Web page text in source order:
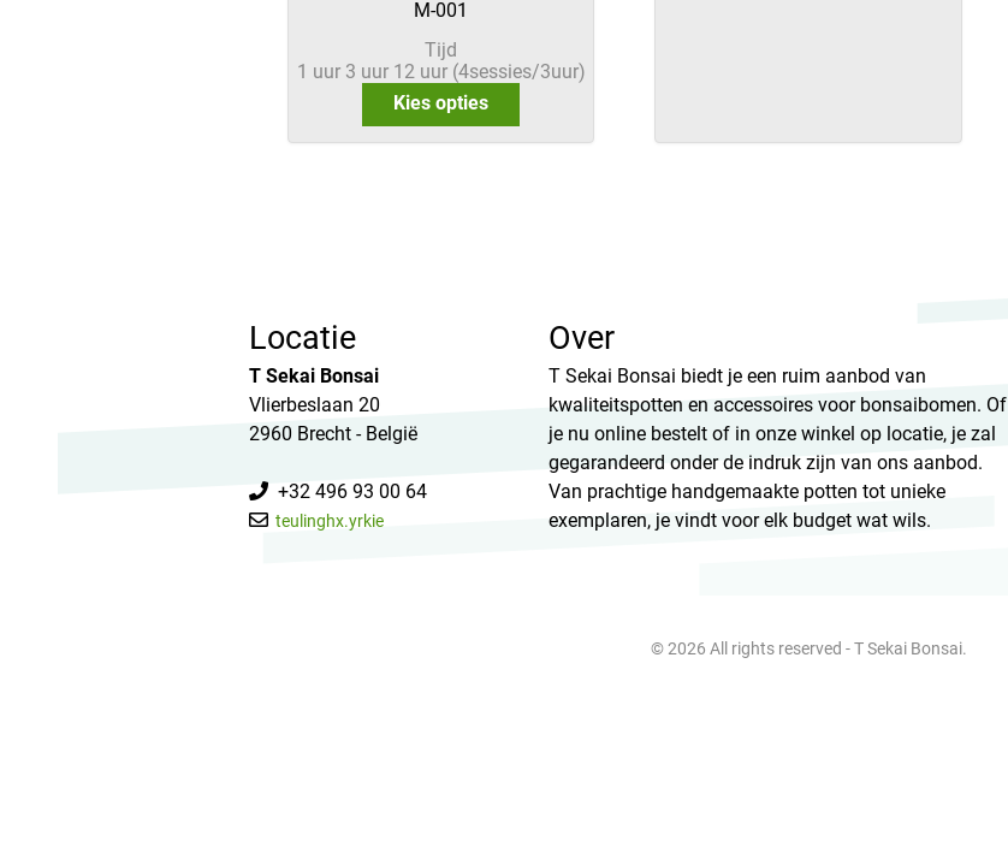
M-001
Tijd
1 uur 3 uur 12 uur (4sessies/3uur)
Kies opties
Locatie
T Sekai Bonsai
Vlierbeslaan 20
2960 Brecht - België
+32 496 93 00 64
teulinghx.yrkie
Over
T Sekai Bonsai biedt je een ruim aanbod van
kwaliteitspotten en accessoires voor bonsaibomen. Of
je nu online bestelt of in onze winkel op locatie, je zal
gegarandeerd onder de indruk zijn van ons aanbod.
Van prachtige handgemaakte potten tot unieke
exemplaren, je vindt voor elk budget wat wils.
© 2026 All rights reserved - T Sekai Bonsai.